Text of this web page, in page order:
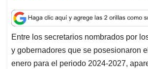
a
t
s
A
p
c
e
b
o
o
n
k
e
d
I
a
i
l
r
e
a
d
s
Entre los secretarios nombrados por
y gobernadores que se posesionaron
enero para el periodo 2024-2027,